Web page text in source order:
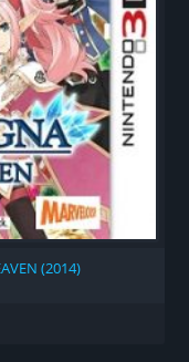
(2014)